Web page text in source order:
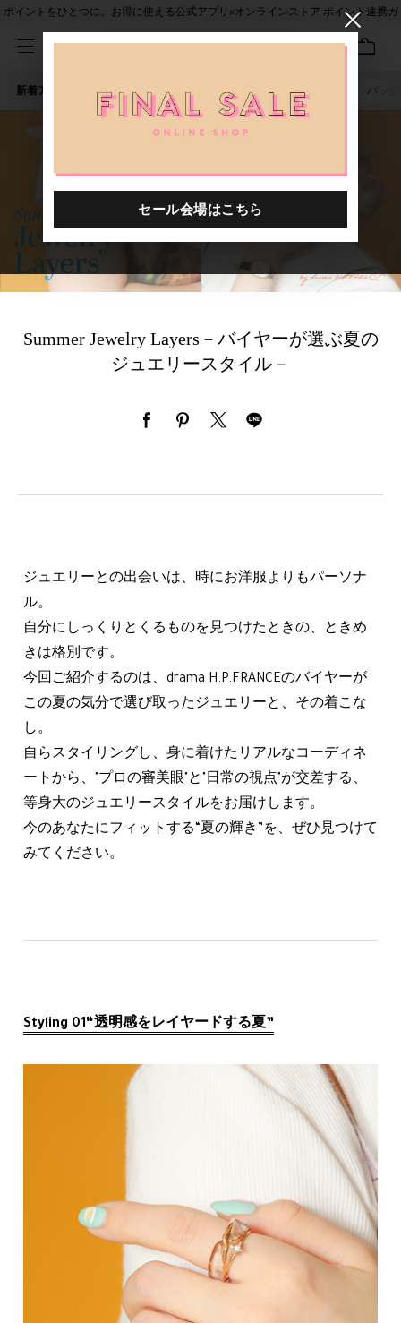
ポイントをひとつに。お得に使える公式アプリ×オンラインストア ポイント連携ガ
新着アイテム 人気ワード セール 40th限定 バッグ
Summer Jewelry Layers－バイヤーが選ぶ夏の
ジュエリースタイル－
ジュエリーとの出会いは、時にお洋服よりもパーソナ
ル。
自分にしっくりとくるものを見つけたときの、ときめ
きは格別です。
今回ご紹介するのは、drama H.P.FRANCEのバイヤーが
この夏の気分で選び取ったジュエリーと、その着こな
し。
自らスタイリングし、身に着けたリアルなコーディネ
ートから、"プロの審美眼"と"日常の視点"が交差する、
等身大のジュエリースタイルをお届けします。
今のあなたにフィットする“夏の輝き”を、ぜひ見つけて
みてください。
Styling 01“透明感をレイヤードする夏”